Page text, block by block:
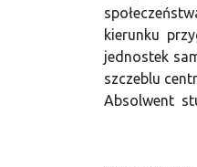
kierunku
jednostek
szczeblu
Absolwent